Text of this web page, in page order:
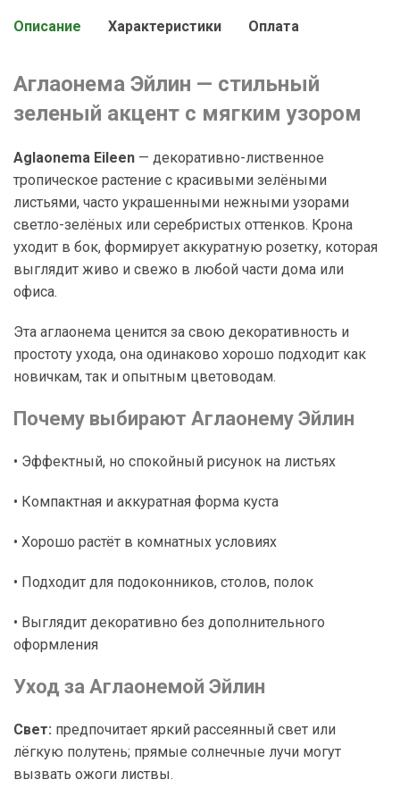
Описание Характеристики Оплата
Аглаонема Эйлин — стильный
зеленый акцент с мягким узором
Aglaonema Eileen — декоративно-лиственное
тропическое растение с красивыми зелёными
листьями, часто украшенными нежными узорами
светло-зелёных или серебристых оттенков. Крона
уходит в бок, формирует аккуратную розетку, которая
выглядит живо и свежо в любой части дома или
офиса.
Эта аглаонема ценится за свою декоративность и
простоту ухода, она одинаково хорошо подходит как
новичкам, так и опытным цветоводам.
Почему выбирают Аглаонему Эйлин
• Эффектный, но спокойный рисунок на листьях
• Компактная и аккуратная форма куста
• Хорошо растёт в комнатных условиях
• Подходит для подоконников, столов, полок
• Выглядит декоративно без дополнительного
оформления
Уход за Аглаонемой Эйлин
Свет: предпочитает яркий рассеянный свет или
лёгкую полутень; прямые солнечные лучи могут
вызвать ожоги листвы.